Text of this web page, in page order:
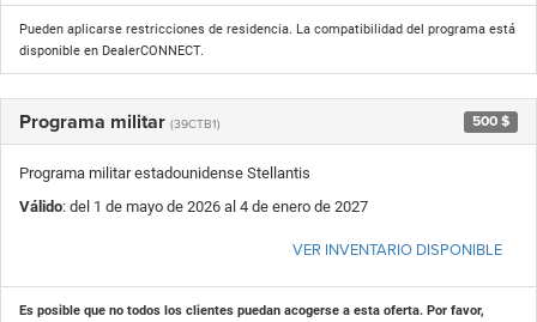
Pueden aplicarse restricciones de residencia. La compatibilidad del programa está
disponible en DealerCONNECT.
Programa militar (39CTB1) 500 $
Programa militar estadounidense Stellantis
Válido: del 1 de mayo de 2026 al 4 de enero de 2027
VER INVENTARIO DISPONIBLE
Es posible que no todos los clientes puedan acogerse a esta oferta. Por favor,